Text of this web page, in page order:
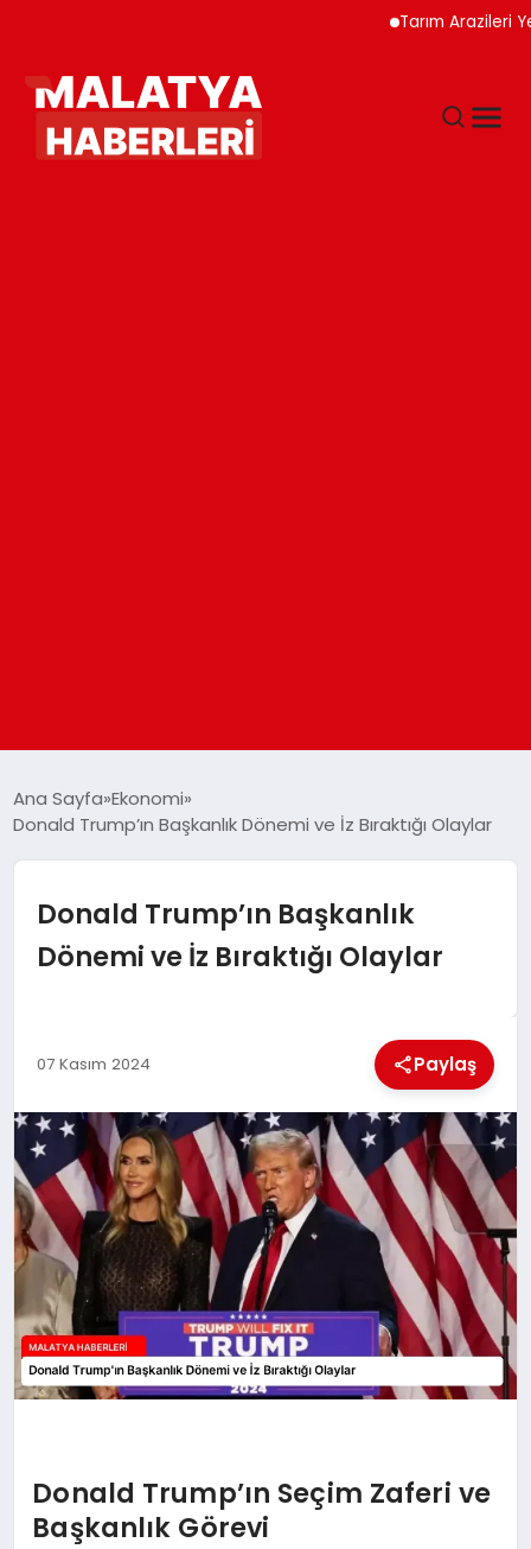
Tarım Arazileri Yeni
DÜNYA
EKONOMI
MAGAZIN
SAĞLIK
SIYASET
SPOR
Ana Sayfa Ekonomi
Donald Trump’ın Başkanlık Dönemi ve İz Bıraktığı Olaylar
Donald Trump’ın Başkanlık
Dönemi ve İz Bıraktığı Olaylar
07 Kasım 2024 Paylaş
Donald Trump’ın Seçim Zaferi ve
Başkanlık Görevi